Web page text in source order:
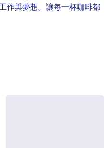
作與夢想。讓每一杯咖啡都